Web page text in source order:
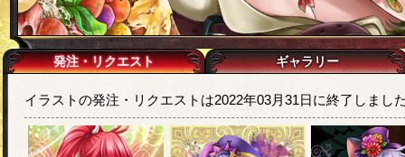
発注・リクエスト ギャラリー
イラストの発注・リクエストは2022年03月31日に終了しまし